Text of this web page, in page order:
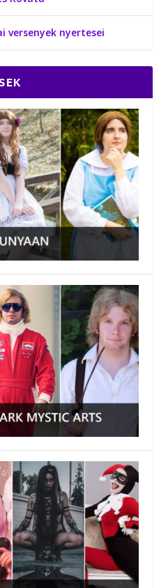
versenyek nyertesei